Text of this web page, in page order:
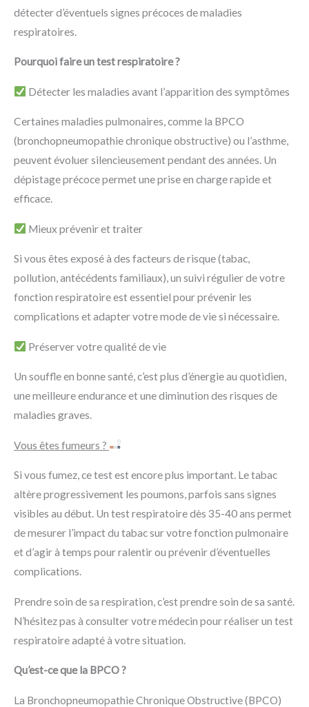
détecter d’éventuels signes précoces de maladies
respiratoires.
Pourquoi faire un test respiratoire ?
Détecter les maladies avant l’apparition des symptômes
Certaines maladies pulmonaires, comme la BPCO
(bronchopneumopathie chronique obstructive) ou l’asthme,
peuvent évoluer silencieusement pendant des années. Un
dépistage précoce permet une prise en charge rapide et
efficace.
Mieux prévenir et traiter
Si vous êtes exposé à des facteurs de risque (tabac,
pollution, antécédents familiaux), un suivi régulier de votre
fonction respiratoire est essentiel pour prévenir les
complications et adapter votre mode de vie si nécessaire.
Préserver votre qualité de vie
Un souffle en bonne santé, c’est plus d’énergie au quotidien,
une meilleure endurance et une diminution des risques de
maladies graves.
Vous êtes fumeurs ?
Si vous fumez, ce test est encore plus important. Le tabac
altère progressivement les poumons, parfois sans signes
visibles au début. Un test respiratoire dès 35-40 ans permet
de mesurer l’impact du tabac sur votre fonction pulmonaire
et d’agir à temps pour ralentir ou prévenir d’éventuelles
complications.
Prendre soin de sa respiration, c’est prendre soin de sa santé.
N’hésitez pas à consulter votre médecin pour réaliser un test
respiratoire adapté à votre situation.
Qu’est-ce que la BPCO ?
La Bronchopneumopathie Chronique Obstructive (BPCO)